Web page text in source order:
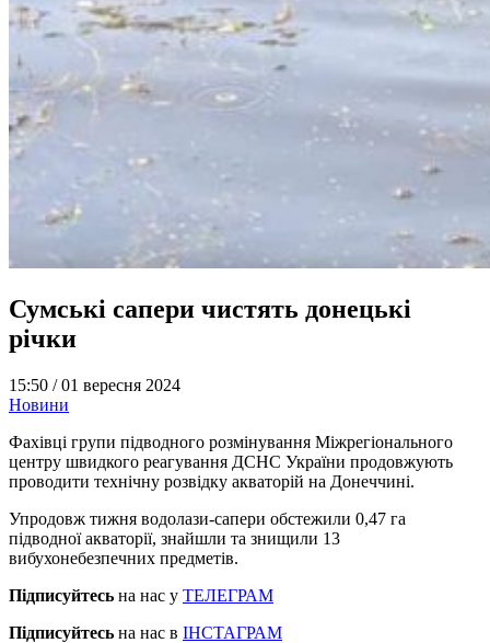
Сумські сапери чистять донецькі
річки
15:50 /01 вересня 2024
Новини
Фахівці групи підводного розмінування Міжрегіонального
центру швидкого реагування ДСНС України продовжують
проводити технічну розвідку акваторій на Донеччині.
Упродовж тижня водолази-сапери обстежили 0,47 га
підводної акваторії, знайшли та знищили 13
вибухонебезпечних предметів.
Підписуйтесь на нас у ТЕЛЕГРАМ
Підписуйтесь на нас в ІНСТАГРАМ